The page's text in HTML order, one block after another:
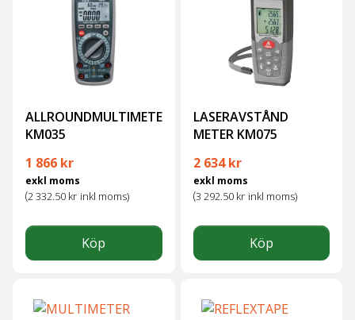
ALLROUNDMULTIMETER
KM035
1 866 kr
exkl moms
(2 332.50 kr inkl moms)
Köp
LASERAVSTÅND
METER KM075
2 634kr
exkl moms
(3 292.50 kr inkl moms)
Köp